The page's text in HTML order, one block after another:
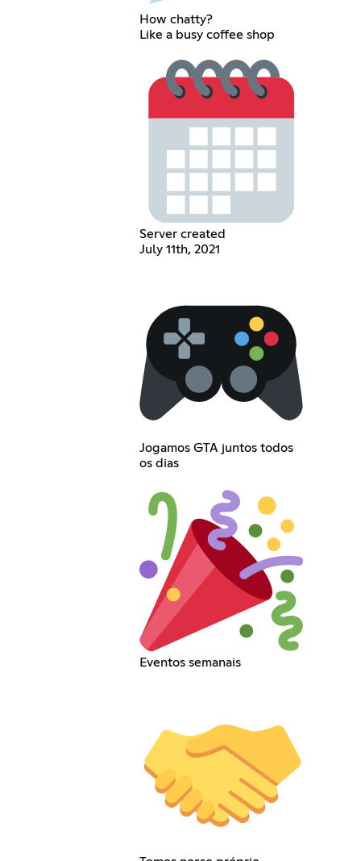
How chatty?
Like a busy coffee shop
Server created
July 11th, 2021
Jogamos GTA juntos todos
os dias
Eventos semanais